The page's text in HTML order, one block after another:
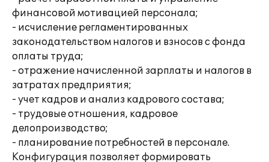
финансовой мотивацией персонала;
- исчисление регламентированных
законодательством налогов и взносов с фонда
оплаты труда;
- отражение начисленной зарплаты и налогов в
затратах предприятия;
- учет кадров и анализ кадрового состава;
- трудовые отношения, кадровое
делопроизводство;
- планирование потребностей в персонале.
Конфигурация позволяет формировать